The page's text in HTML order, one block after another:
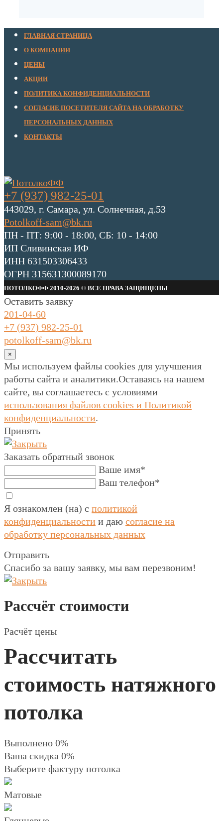
ГЛАВНАЯ СТРАНИЦА
О КОМПАНИИ
ЦЕНЫ
АКЦИИ
ПОЛИТИКА КОНФИДЕНЦИАЛЬНОСТИ
СОГЛАСИЕ ПОСЕТИТЕЛЯ САЙТА НА ОБРАБОТКУ
ПЕРСОНАЛЬНЫХ ДАННЫХ
КОНТАКТЫ
+7 (937) 982-25-01
443029, г. Самара, ул. Солнечная, д.53
Potolkoff-sam@bk.ru
ПН - ПТ: 9:00 - 18:00, СБ: 10 - 14:00
ИП Сливинская ИФ
ИНН 631503306433
ОГРН 315631300089170
ПОТОЛКОФФ 2010-2026 © ВСЕ ПРАВА ЗАЩИЩЕНЫ
Оставить заявку
201-04-60
+7 (937) 982-25-01
potolkoff-sam@bk.ru
×
Мы используем файлы cookies для улучшения
работы сайта и аналитики.Оставаясь на нашем
сайте, вы соглашаетесь с условиями
использования файлов cookies и Политикой
конфиденциальности.
Принять
Заказать обратный звонок
Ваше имя*
Ваш телефон*
Я ознакомлен (на) с политикой
конфиденциальности и даю согласие на
обработку персональных данных
Отправить
Спасибо за вашу заявку, мы вам перезвоним!
Рассчёт стоимости
Расчёт цены
Рассчитать
стоимость натяжного
потолка
Выполнено 0%
Ваша скидка 0%
Выберите фактуру потолка
Матовые